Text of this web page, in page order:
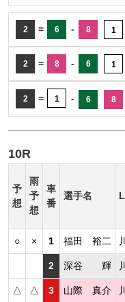
2 = 6 - 8 1
2 = 8 - 6 1
2 = 1 - 6 8
10R
予
想
雨
予
想
車
番
選手名
○ × 1 福田 裕二
2 深谷 輝
△ △ 3 山際 真介